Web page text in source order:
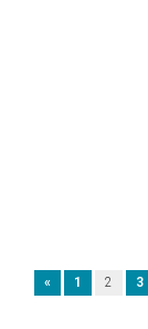
« 1 2 3